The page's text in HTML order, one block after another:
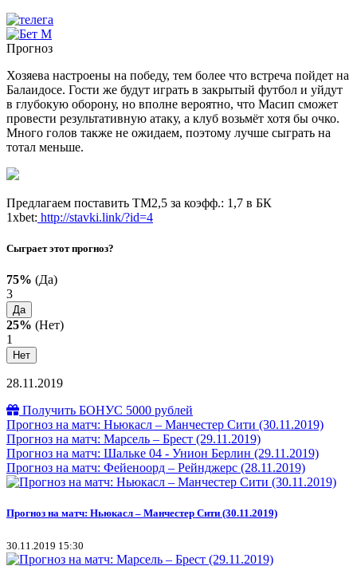
Прогноз
Хозяева настроены на победу, тем более что встреча пойдет на
Балаидосе. Гости же будут играть в закрытый футбол и уйдут
в глубокую оборону, но вполне вероятно, что Масип сможет
провести результативную атаку, а клуб возьмёт хотя бы очко.
Много голов также не ожидаем, поэтому лучше сыграть на
тотал меньше.
Предлагаем поставить ТМ2,5 за коэфф.: 1,7 в БК
1xbet: http://stavki.link/?id=4
Сыграет этот прогноз?
75% (Да)
3
Да
25% (Нет)
1
Нет
28.11.2019
Получить БОНУС 5000 рублей
Прогноз на матч: Ньюкасл – Манчестер Сити (30.11.2019)
Прогноз на матч: Марсель – Брест (29.11.2019)
Прогноз на матч: Шальке 04 - Унион Берлин (29.11.2019)
Прогноз на матч: Фейеноорд – Рейнджерс (28.11.2019)
Прогноз на матч: Ньюкасл – Манчестер Сити (30.11.2019)
30.11.2019 15:30